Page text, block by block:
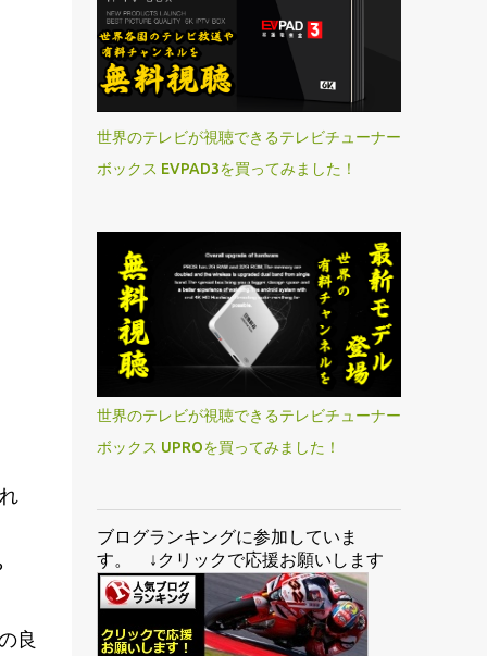
良
世界のテレビが視聴できるテレビチューナー
ボックス EVPAD3を買ってみました！
世界のテレビが視聴できるテレビチューナー
ボックス UPROを買ってみました！
ブログランキングに参加していま
す。 ↓クリックで応援お願いします